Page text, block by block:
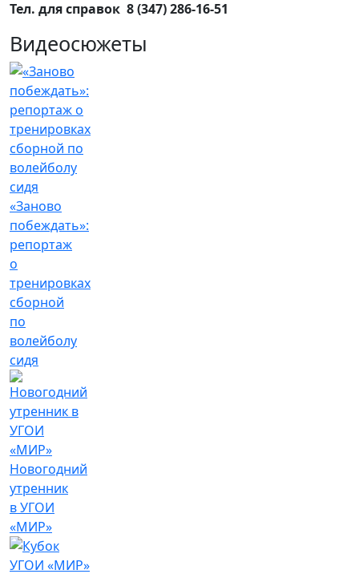
Тел. для справок 8 (347) 286-16-51
Видеосюжеты
«Заново
побеждать»:
репортаж
о
тренировках
сборной
по
волейболу
сидя
Новогодний
утренник
в УГОИ
«МИР»